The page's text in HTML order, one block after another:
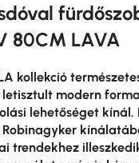
80CM LAVA
kollekció
letisztult modern
lehetőséget kínál.
trendekhez